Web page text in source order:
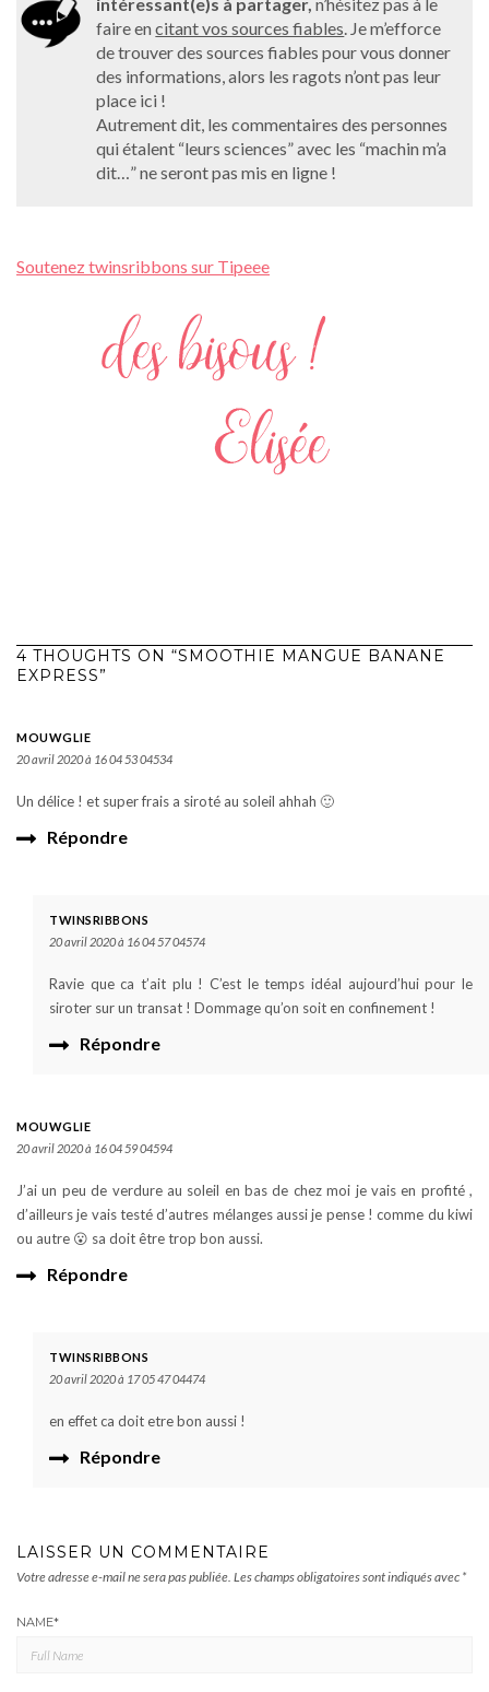
faire encitant vos sources fiables . Je m’efforce
de trouver des sources fiables pour vous donner
des informations, alors les ragots n’ont pas leur
place ici !
Autrement dit, les commentaires des personnes
qui étalent “leurs sciences” avec les “machin m’a
dit…” ne seront pas mis en ligne !
Soutenez twinsribbons sur Tipeee
4 THOUGHTS ON “SMOOTHIE MANGUE BANANE
EXPRESS”
MOUWGLIE
20 avril 2020 à 16 04 53 04534
Un délice ! et super frais a siroté au soleil ahhah 🙂
Répondre
TWINSRIBBONS
20 avril 2020 à 16 04 57 04574
Ravie que ca t’ait plu ! C’est le temps idéal aujourd’hui pour le
siroter sur un transat ! Dommage qu’on soit en confinement !
Répondre
MOUWGLIE
20 avril 2020 à 16 04 59 04594
J’ai un peu de verdure au soleil en bas de chez moi je vais en profité ,
d’ailleurs je vais testé d’autres mélanges aussi je pense ! comme du kiwi
ou autre 😮 sa doit être trop bon aussi.
Répondre
TWINSRIBBONS
20 avril 2020 à 17 05 47 04474
en effet ca doit etre bon aussi !
Répondre
LAISSER UN COMMENTAIRE
Votre adresse e-mail ne sera pas publiée. Les champs obligatoires sont indiqués avec *
NAME*